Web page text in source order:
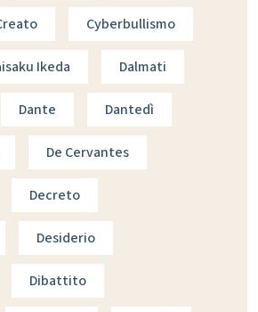
Cyberbullismo
Ikeda Dalmati
Dante Dantedì
De Cervantes
Decreto
Desiderio
Dibattito